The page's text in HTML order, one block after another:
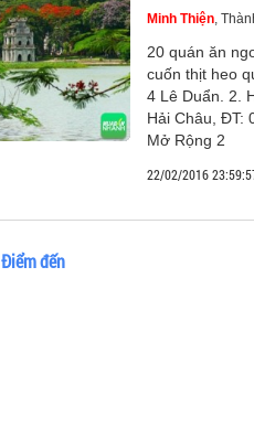
Minh Thiện,
20 quán ăn
cuốn thịt heo
4 Lê Duẩn. 2.
Hải Châu, ĐT:
Mở Rộng 2
22/02/2016
Điểm đến